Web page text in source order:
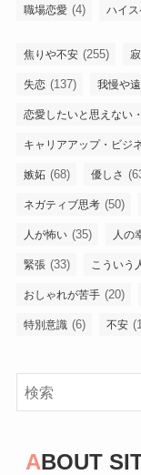
職場恋愛 (4) ハイ
焦りや不安 (255)
失恋 (137) 我慢や
恋愛したいと思えない
キャリアアップ・ビジ
嫉妬 (68) 優しさ
ネガティブ思考 (50)
人が怖い (35) 人の
緊張 (33) こういう
おしゃれが苦手 (20)
特別意識 (6) 不安
ABOUT